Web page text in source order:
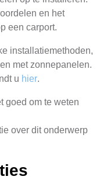
en het
een carport.
installatiemethoden,
met zonnepanelen.
u hier.
goed om te weten
over dit onderwerp